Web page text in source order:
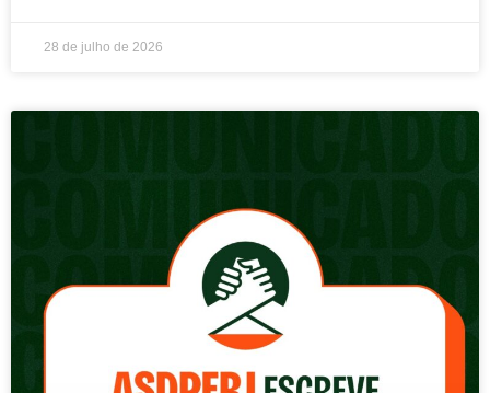
28 de julho de 2026